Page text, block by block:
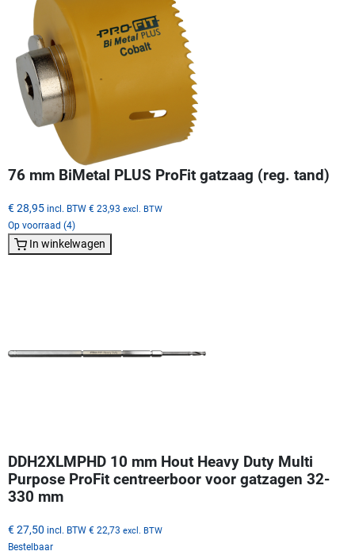
76 mm BiMetal PLUS ProFit gatzaag (reg. tand)
€ 28,95 incl. BTW € 23,93 excl. BTW
Op voorraad (4)
In winkelwagen
DDH2XLMPHD 10 mm Hout Heavy Duty Multi
Purpose ProFit centreerboor voor gatzagen 32-
330 mm
€ 27,50 incl. BTW € 22,73 excl. BTW
Bestelbaar